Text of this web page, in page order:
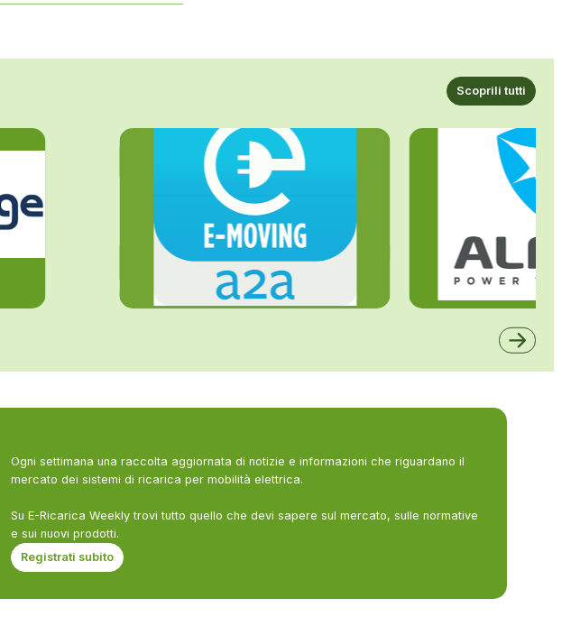
Scoprili tutti
Ogni settimana una raccolta aggiornata di notizie e informazioni che riguardano il
mercato dei sistemi di ricarica per mobilità elettrica.
Su E-Ricarica Weekly trovi tutto quello che devi sapere sul mercato, sulle normative
e sui nuovi prodotti.
Registrati subito